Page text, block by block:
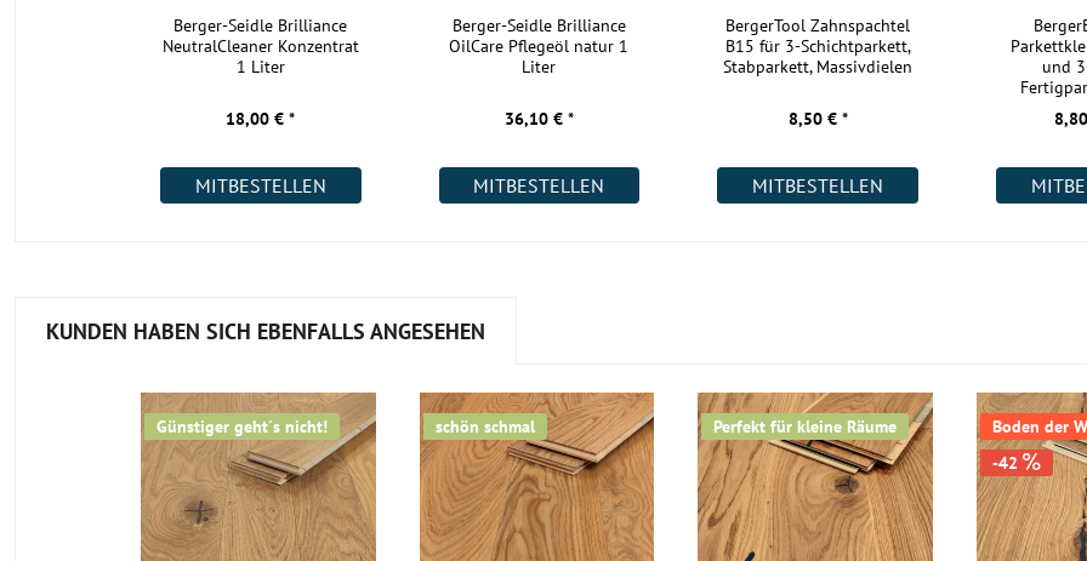
Keller:
Gewerbe (gering beansprucht):
Gewerbe (stark beansprucht):
Akklimatisierung:
Berger-Seidle Brilliance
NeutralCleaner Konzentrat
1 Liter
18,00 € *
MITBESTELLEN
Berger-Seidle Brilliance
OilCare Pflegeöl natur 1
Liter
36,10 € *
MITBESTELLEN
BergerTool Zahnspachtel
B15 für 3-Schichtparkett,
Stabparkett, Massivdielen
8,50 € *
MITBESTELLEN
und
KUNDEN HABEN SICH EBENFALLS ANGESEHEN
Günstiger geht´s nicht! schön schmal Perfekt für kleine Räume
Boden der
-42